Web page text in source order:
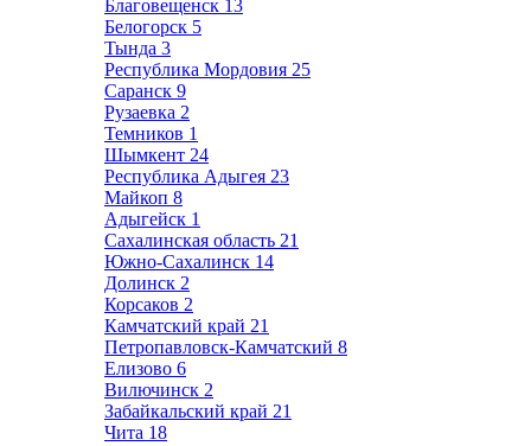
Благовещенск 13
Белогорск 5
Тында 3
Республика Мордовия 25
Саранск 9
Рузаевка 2
Темников 1
Шымкент 24
Республика Адыгея 23
Майкоп 8
Адыгейск 1
Сахалинская область 21
Южно-Сахалинск 14
Долинск 2
Корсаков 2
Камчатский край 21
Петропавловск-Камчатский 8
Елизово 6
Вилючинск 2
Забайкальский край 21
Чита 18